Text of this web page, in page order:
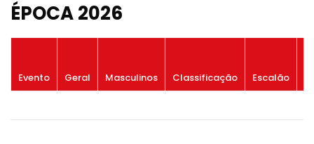
ÉPOCA 2026
Evento Geral Masculinos Classificação Escalão